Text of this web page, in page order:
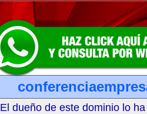
El dueño de este dominio lo